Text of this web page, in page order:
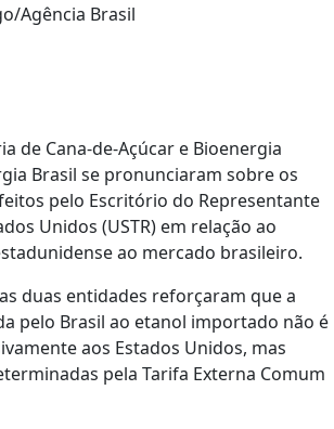
Agência Brasil
de Cana-de-Açúcar e Bioenergia
Brasil se pronunciaram sobre os
pelo Escritório do Representante
Unidos (USTR) em relação ao
ao mercado brasileiro.
duas entidades reforçaram que a
pelo Brasil ao etanol importado não é
aos Estados Unidos, mas
pela Tarifa Externa Comum